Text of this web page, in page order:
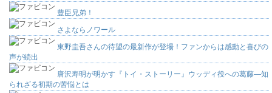
豊臣兄弟！
さよならノワール
東野圭吾さんの待望の最新作が登場！ファンからは感動と喜びの
声が続出
唐沢寿明が明かす『トイ・ストーリー』ウッディ役への葛藤―知
られざる初期の苦悩とは